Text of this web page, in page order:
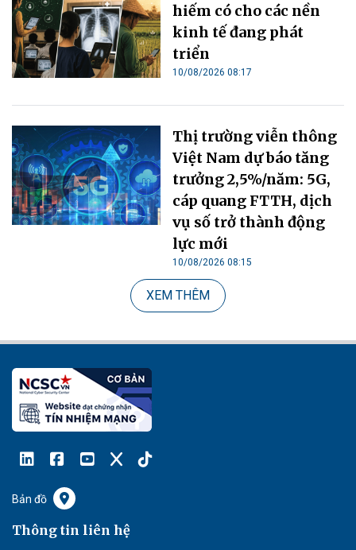
hiếm có cho các nền
kinh tế đang phát
triển
10/08/2026 08:17
Thị trường viễn thông
Việt Nam dự báo tăng
trưởng 2,5%/năm: 5G,
cáp quang FTTH, dịch
vụ số trở thành động
lực mới
10/08/2026 08:15
XEM THÊM
Bản đồ
Thông tin liên hệ